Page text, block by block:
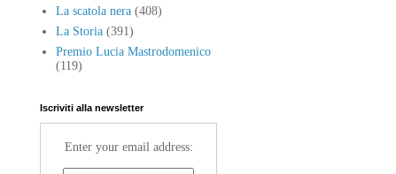
La scatola nera (408)
La Storia (391)
Premio Lucia Mastrodomenico
(119)
Iscriviti alla newsletter
Enter your email address: